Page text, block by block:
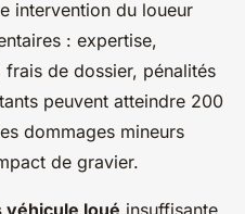
intervention du loueur
: expertise,
de dossier, pénalités
peuvent atteindre 200
dommages mineurs
de gravier.
loué insuffisante